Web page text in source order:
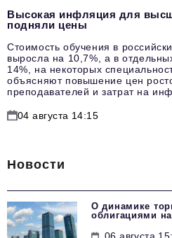
Высокая инфляция для
подняли цены
Стоимость обучения в
выросла на 10,7%, а в
14%, на некоторых
объясняют повышение цен
преподавателей и затрат на
04 августа 14:15
Новости
О динамике
облигациями